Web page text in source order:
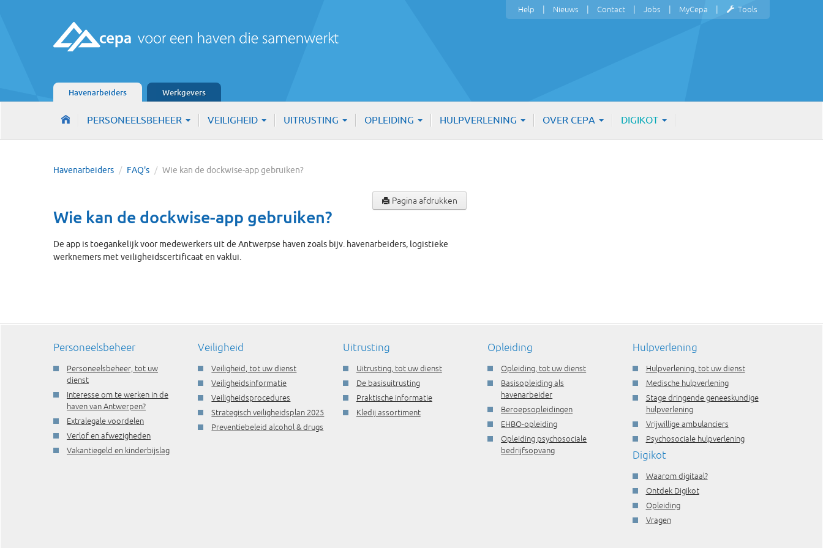
Havenarbeiders Werkgevers
Help Nieuws Contact Jobs MyCepa Tools
PERSONEELSBEHEER VEILIGHEID UITRUSTING OPLEIDING HULPVERLENING OVER CEPA DIGIKOT
Havenarbeiders / FAQ's / Wie kan de dockwise-app gebruiken?
Pagina afdrukken
Wie kan de dockwise-app gebruiken?
De app is toegankelijk voor medewerkers uit de Antwerpse haven zoals bijv. havenarbeiders, logistieke
werknemers met veiligheidscertificaat en vaklui.
Personeelsbeheer
Personeelsbeheer, tot uw
dienst
Interesse om te werken in de
haven van Antwerpen?
Extralegale voordelen
Verlof en afwezigheden
Vakantiegeld en kinderbijslag
Veiligheid
Veiligheid, tot uw dienst
Veiligheidsinformatie
Veiligheidsprocedures
Strategisch veiligheidsplan 2025
Preventiebeleid alcohol & drugs
Uitrusting
Uitrusting, tot uw dienst
De basisuitrusting
Praktische informatie
Kledij assortiment
Opleiding
Opleiding, tot uw dienst
Basisopleiding als
havenarbeider
Beroepsopleidingen
EHBO-opleiding
Opleiding psychosociale
bedrijfsopvang
Hulpverlening
Hulpverlening, tot uw dienst
Medische hulpverlening
Stage dringende geneeskundige
hulpverlening
Vrijwillige ambulanciers
Psychosociale hulpverlening
Digikot
Waarom digitaal?
Ontdek Digikot
Opleiding
Vragen